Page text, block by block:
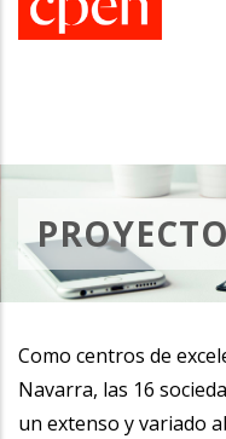
Como centros de
Navarra, las 16
un extenso y variado